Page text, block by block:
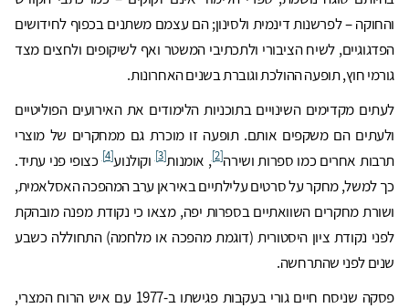
והחוקה – לפרשנות דינמית ולסינון; הם עצמם משתנים בכפוף לחידושים
הפדגוגיים, לשיח הציבורי ולתכתיבי המשטר ואף לשיקופים ולחצים מצד
גורמי חוץ, תופעה ההולכת וגוברת בשנים האחרונות.
לעתים מקדימים השינויים בתוכניות הלימודים את האירועים הפוליטיים
ולעתים הם משקפים אותם. תופעה זו מוכרת גם ממחקרים של מוצרי
תרבות אחרים כמו ספרות ושירה[2] , אומנות[3] וקולנוע[4] כצופי פני עתיד.
כך למשל, מחקר על סרטים עלילתיים באיראן ערב המהפכה האסלאמית,
ושורת מחקרים השוואתיים בספרות יפה, מצאו כי נקודת מפנה מובהקת
לפני נקודת ציון היסטורית (דוגמת מהפכה או מלחמה) התחוללה כשבע
שנים לפני שהתרחשה.
פסקה שניסח חיים גורי בעקבות פגישתו ב-1977 עם איש הרוח המצרי,